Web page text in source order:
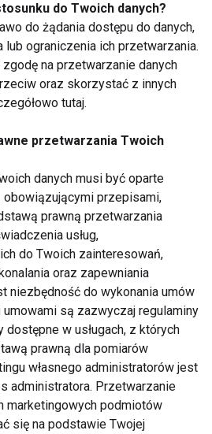
-
Jakie zabiegi
stomatologiczne
pomogą Ci zadbać o
piękny uśmiech?
Niezbędne dla serca i
mięśni. Dlaczego
warto suplementować
kwasy omega-3?
Mounjaro vs Ozempic
– różnice, skuteczność
i co wybrać?
do Twoich danych?
do żądania dostępu do danych,
lub ograniczenia ich przetwarzania.
na przetwarzanie danych
oraz skorzystać z innych
tutaj.
przetwarzania Twoich
danych musi być oparte
obowiązującymi przepisami,
prawną przetwarzania
usług,
do Twoich zainteresowań,
oraz zapewniania
niezbędność do wykonania umów
są zazwyczaj regulaminy
dostępne w usługach, z których
prawną dla pomiarów
własnego administratorów jest
administratora. Przetwarzanie
marketingowych podmiotów
się na podstawie Twojej